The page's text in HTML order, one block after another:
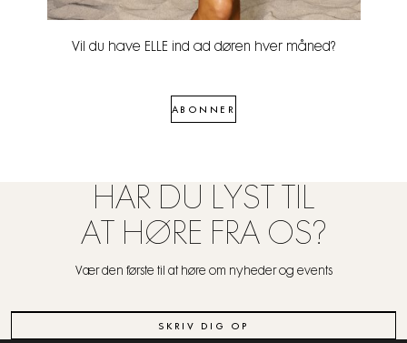
Vil du have ELLE ind ad døren hver måned?
ABONNER
HAR DU LYST TIL
AT HØRE FRA OS?
Vær den første til at høre om nyheder og events
SKRIV DIG OP